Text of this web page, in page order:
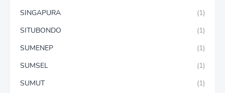
SINGAPURA
(1)
SITUBONDO
(1)
SUMENEP
(1)
SUMSEL
(1)
SUMUT
(1)